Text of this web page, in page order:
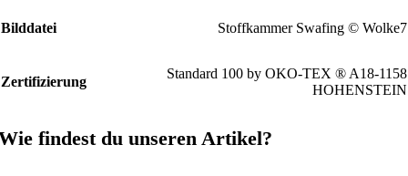
Bilddatei Stoffkammer Swafing © Wolke7
Zertifizierung
Standard 100 by OKO-TEX ® A18-1158
HOHENSTEIN
findest du unseren Artikel?